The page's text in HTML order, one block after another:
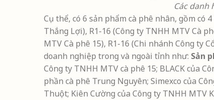
Các danh
Cụ thể, có 6 sản phẩm cà phê nhân, gồm có
Thắng Lợi), R1-16 (Công ty TNHH MTV Cà
MTV Cà phê 15), R1-16 (Chi nhánh Công ty
doanh nghiệp trong và ngoài tỉnh như: Sản
Công ty TNHH MTV cà phê 15; BLACK của
phần cà phê Trung Nguyên; Simexco của
Thuột; Kiên Cường của Công ty TNHH MTV